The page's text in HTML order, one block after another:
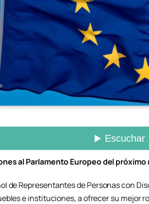
al Parlamento Europeo del próximo
de Representantes de Personas con
e instituciones, a ofrecer su mejor